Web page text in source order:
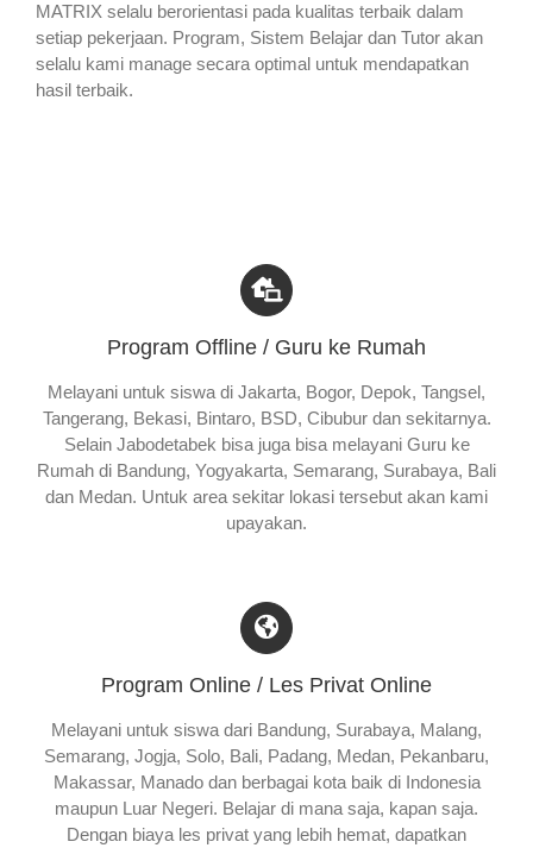
MATRIX selalu berorientasi pada kualitas terbaik dalam
setiap pekerjaan. Program, Sistem Belajar dan Tutor akan
selalu kami manage secara optimal untuk mendapatkan
hasil terbaik.
Program Offline / Guru ke Rumah
Melayani untuk siswa di Jakarta, Bogor, Depok, Tangsel,
Tangerang, Bekasi, Bintaro, BSD, Cibubur dan sekitarnya.
Selain Jabodetabek bisa juga bisa melayani Guru ke
Rumah di Bandung, Yogyakarta, Semarang, Surabaya, Bali
dan Medan. Untuk area sekitar lokasi tersebut akan kami
upayakan.
Program Online / Les Privat Online
Melayani untuk siswa dari Bandung, Surabaya, Malang,
Semarang, Jogja, Solo, Bali, Padang, Medan, Pekanbaru,
Makassar, Manado dan berbagai kota baik di Indonesia
maupun Luar Negeri. Belajar di mana saja, kapan saja.
Dengan biaya les privat yang lebih hemat, dapatkan